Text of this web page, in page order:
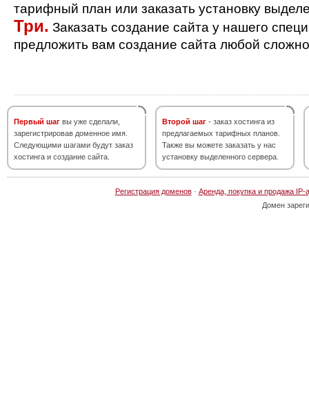
тарифный план или заказать установку
Три. Заказать создание сайта у нашего
предложить вам создание сайта любой
Первый шаг вы уже сделали,
зарегистрировав доменное имя.
Следующими шагами будут заказ
хостинга и создание сайта.
Второй шаг - заказ хостинга из
предлагаемых тарифных планов.
Также вы можете заказать у нас
установку выделенного сервера.
Регистрация доменов· Аренда, покупка и продажа IP-
Домен